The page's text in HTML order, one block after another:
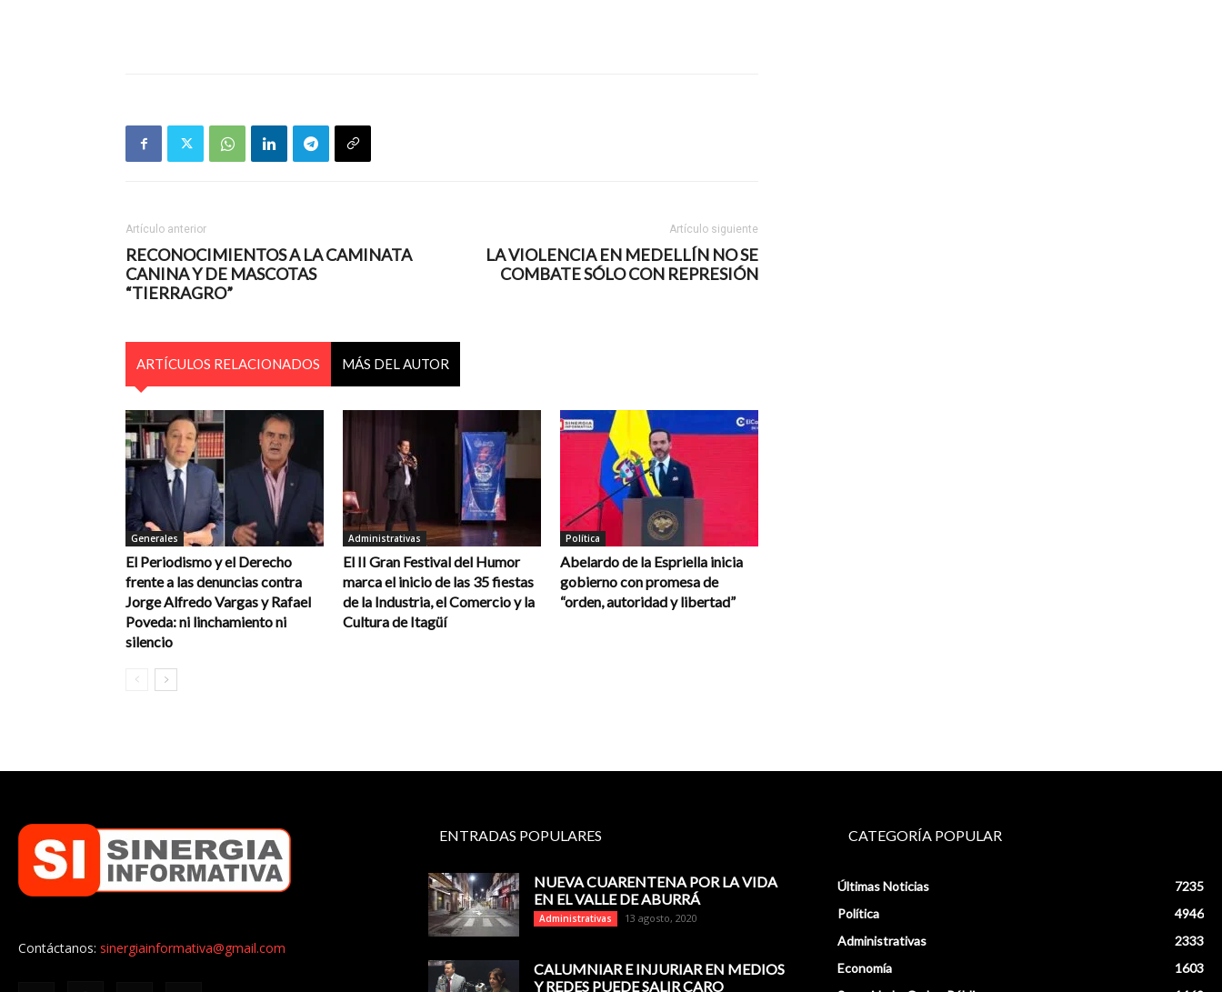
Artículo anterior
RECONOCIMIENTOS A LA CAMINATA
CANINA Y DE MASCOTAS
“TIERRAGRO”
Artículo siguiente
LA VIOLENCIA EN MEDELLÍN NO SE
COMBATE SÓLO CON REPRESIÓN
ARTÍCULOS RELACIONADOS MÁS DEL AUTOR
Generales
El Periodismo y el Derecho
frente a las denuncias contra
Jorge Alfredo Vargas y Rafael
Poveda: ni linchamiento ni
silencio
Administrativas
El II Gran Festival del Humor
marca el inicio de las 35 fiestas
de la Industria, el Comercio y la
Cultura de Itagüí
Política
Abelardo de la Espriella inicia
gobierno con promesa de
“orden, autoridad y libertad”
Contáctanos: sinergiainformativa@gmail.com
ENTRADAS POPULARES
NUEVA CUARENTENA POR LA VIDA
EN EL VALLE DE ABURRÁ
Administrativas 13 agosto, 2020
CALUMNIAR E INJURIAR EN MEDIOS
Y REDES PUEDE SALIR CARO
CATEGORÍA POPULAR
Últimas Noticias
7235
Política
4946
Administrativas
2333
Economía
1603